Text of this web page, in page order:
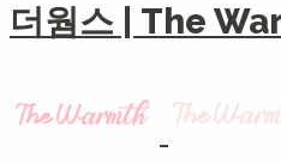
더웜스 | The